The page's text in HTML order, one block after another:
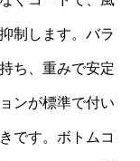
制します。バラ
ち、重みで安定
ンが標準で付い
です。ボトムコ